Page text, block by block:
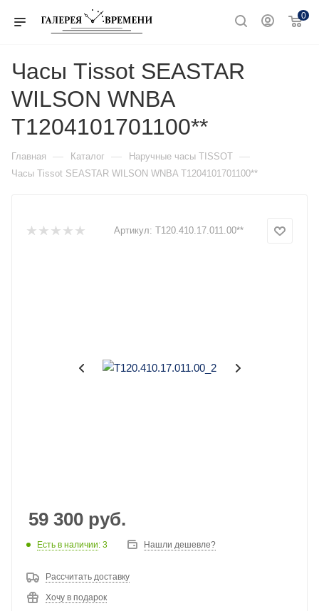
0
Часы Тissot SEASTAR
WILSON WNBA
T1204101701100**
Главная — Каталог — Наручные часы TISSOT —
Часы Тissot SEASTAR WILSON WNBA T1204101701100**
Артикул: T120.410.17.011.00**
59 300 руб.
Есть в наличии: 3 Нашли дешевле?
Рассчитать доставку
Хочу в подарок